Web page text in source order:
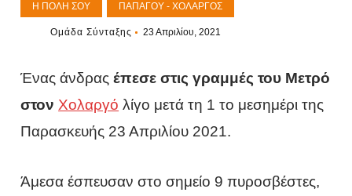
Η ΠΌΛΗ ΣΟΥ ΠΑΠΆΓΟΥ - ΧΟΛΑΡΓΌΣ
Ομάδα Σύνταξης 23 Απριλίου, 2021
Ένας άνδραςέπεσε στις γραμμές του Μετρό
στον Χολαργό λίγο μετά τη 1 το μεσημέρι της
Παρασκευής 23 Απριλίου 2021.
Άμεσα έσπευσαν στο σημείο 9 πυροσβέστες,